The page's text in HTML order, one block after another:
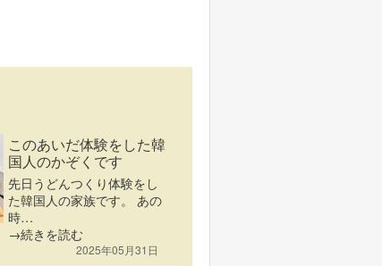
このあいだ体験をした韓
国人のかぞくです
先日うどんつくり体験をし
た韓国人の家族です。 あの
時…
→続きを読む
2025年05月31日